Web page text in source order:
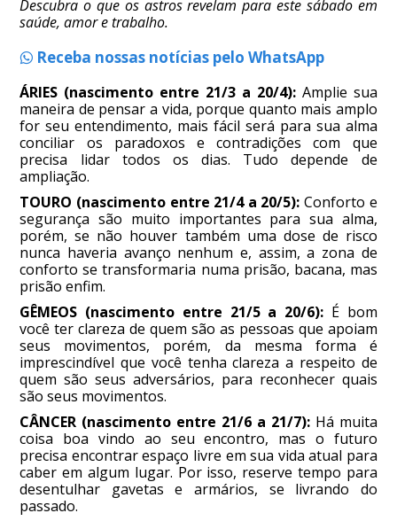
Descubra o que os astros revelam para este sábado em
saúde, amor e trabalho.
Receba nossas notícias pelo WhatsApp
ÁRIES (nascimento entre 21/3 a 20/4):Amplie sua
maneira de pensar a vida, porque quanto mais amplo
for seu entendimento, mais fácil será para sua alma
conciliar os paradoxos e contradições com que
precisa lidar todos os dias. Tudo depende de
ampliação.
TOURO (nascimento entre 21/4 a 20/5): Conforto e
segurança são muito importantes para sua alma,
porém, se não houver também uma dose de risco
nunca haveria avanço nenhum e, assim, a zona de
conforto se transformaria numa prisão, bacana, mas
prisão enfim.
GÊMEOS (nascimento entre 21/5 a 20/6): É bom
você ter clareza de quem são as pessoas que apoiam
seus movimentos, porém, da mesma forma é
imprescindível que você tenha clareza a respeito de
quem são seus adversários, para reconhecer quais
são seus movimentos.
CÂNCER (nascimento entre 21/6 a 21/7):Há muita
coisa boa vindo ao seu encontro, mas o futuro
precisa encontrar espaço livre em sua vida atual para
caber em algum lugar. Por isso, reserve tempo para
desentulhar gavetas e armários, se livrando do
passado.